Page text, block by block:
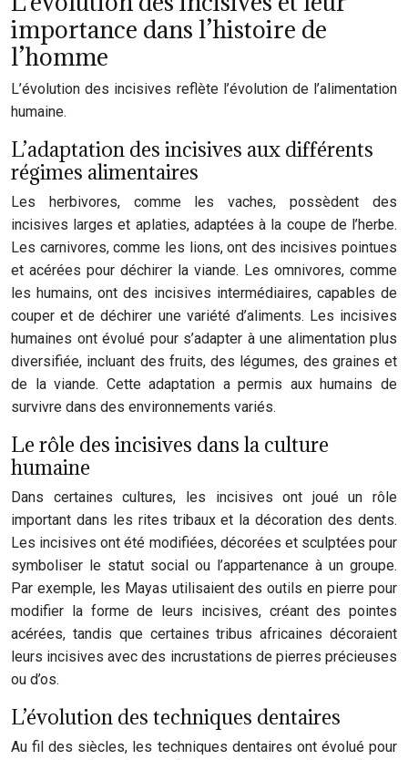
importance dans l’histoire de
l’homme
L’évolution des incisives reflète l’évolution de l’alimentation
humaine.
L’adaptation des incisives aux différents
régimes alimentaires
Les herbivores, comme les vaches, possèdent des
incisives larges et aplaties, adaptées à la coupe de l’herbe.
Les carnivores, comme les lions, ont des incisives pointues
et acérées pour déchirer la viande. Les omnivores, comme
les humains, ont des incisives intermédiaires, capables de
couper et de déchirer une variété d’aliments. Les incisives
humaines ont évolué pour s’adapter à une alimentation plus
diversifiée, incluant des fruits, des légumes, des graines et
de la viande. Cette adaptation a permis aux humains de
survivre dans des environnements variés.
Le rôle des incisives dans la culture
humaine
Dans certaines cultures, les incisives ont joué un rôle
important dans les rites tribaux et la décoration des dents.
Les incisives ont été modifiées, décorées et sculptées pour
symboliser le statut social ou l’appartenance à un groupe.
Par exemple, les Mayas utilisaient des outils en pierre pour
modifier la forme de leurs incisives, créant des pointes
acérées, tandis que certaines tribus africaines décoraient
leurs incisives avec des incrustations de pierres précieuses
ou d’os.
L’évolution des techniques dentaires
Au fil des siècles, les techniques dentaires ont évolué pour